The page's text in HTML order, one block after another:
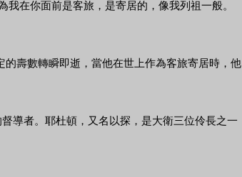
在你面前是客旅，是寄居的，像我列祖一般。
壽數轉瞬即逝，當他在世上作為客旅寄居時，他
導者。耶杜頓，又名以探，是大衛三位伶長之一